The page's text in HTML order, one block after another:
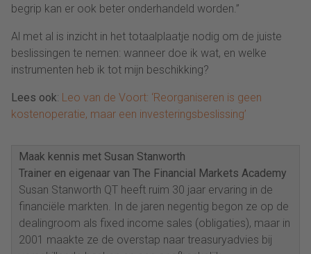
begrip kan er ook beter onderhandeld worden.”
Al met al is inzicht in het totaalplaatje nodig om de juiste
beslissingen te nemen: wanneer doe ik wat, en welke
instrumenten heb ik tot mijn beschikking?
Lees ook: Leo van de Voort: ‘Reorganiseren is geen
kostenoperatie, maar een investeringsbeslissing’
Maak kennis met Susan Stanworth
Trainer en eigenaar van The Financial Markets Academy
Susan Stanworth QT heeft ruim 30 jaar ervaring in de
financiële markten. In de jaren negentig begon ze op de
dealingroom als fixed income sales (obligaties), maar in
2001 maakte ze de overstap naar treasuryadvies bij